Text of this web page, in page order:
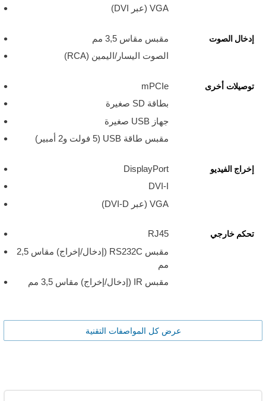
VGA (عبر DVI)
إدخال الصوت
مقبس مقاس 3,5 مم
الصوت اليسار/اليمين (RCA)
توصيلات أخرى
mPCIe
بطاقة SD صغيرة
جهاز USB صغيرة
مقبس طاقة USB ‏(5 فولت و2 أمبير)
إخراج الفيديو
DisplayPort
DVI-I
VGA (عبر DVI-D)
تحكم خارجي
RJ45
مقبس RS232C (إدخال/إخراج) مقاس 2,5
مم
مقبس IR (إدخال/إخراج) مقاس 3,5 مم
عرض كل المواصفات التقنية